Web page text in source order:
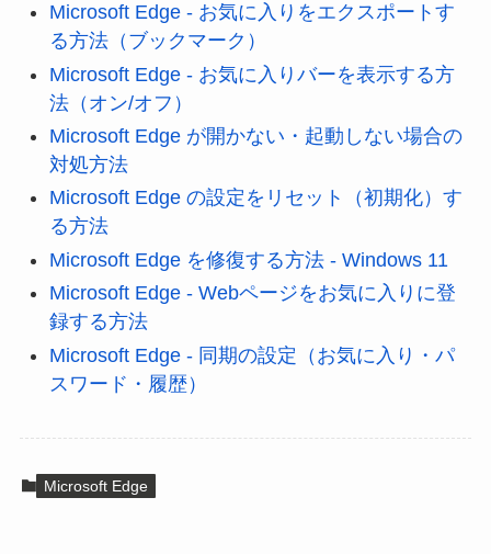
Microsoft Edge - お気に入りをエクスポートす
る方法（ブックマーク）
Microsoft Edge - お気に入りバーを表示する方
法（オン/オフ）
Microsoft Edge が開かない・起動しない場合の
対処方法
Microsoft Edge の設定をリセット（初期化）す
る方法
Microsoft Edge を修復する方法 - Windows 11
Microsoft Edge - Webページをお気に入りに登
録する方法
Microsoft Edge - 同期の設定（お気に入り・パ
スワード・履歴）
Microsoft Edge